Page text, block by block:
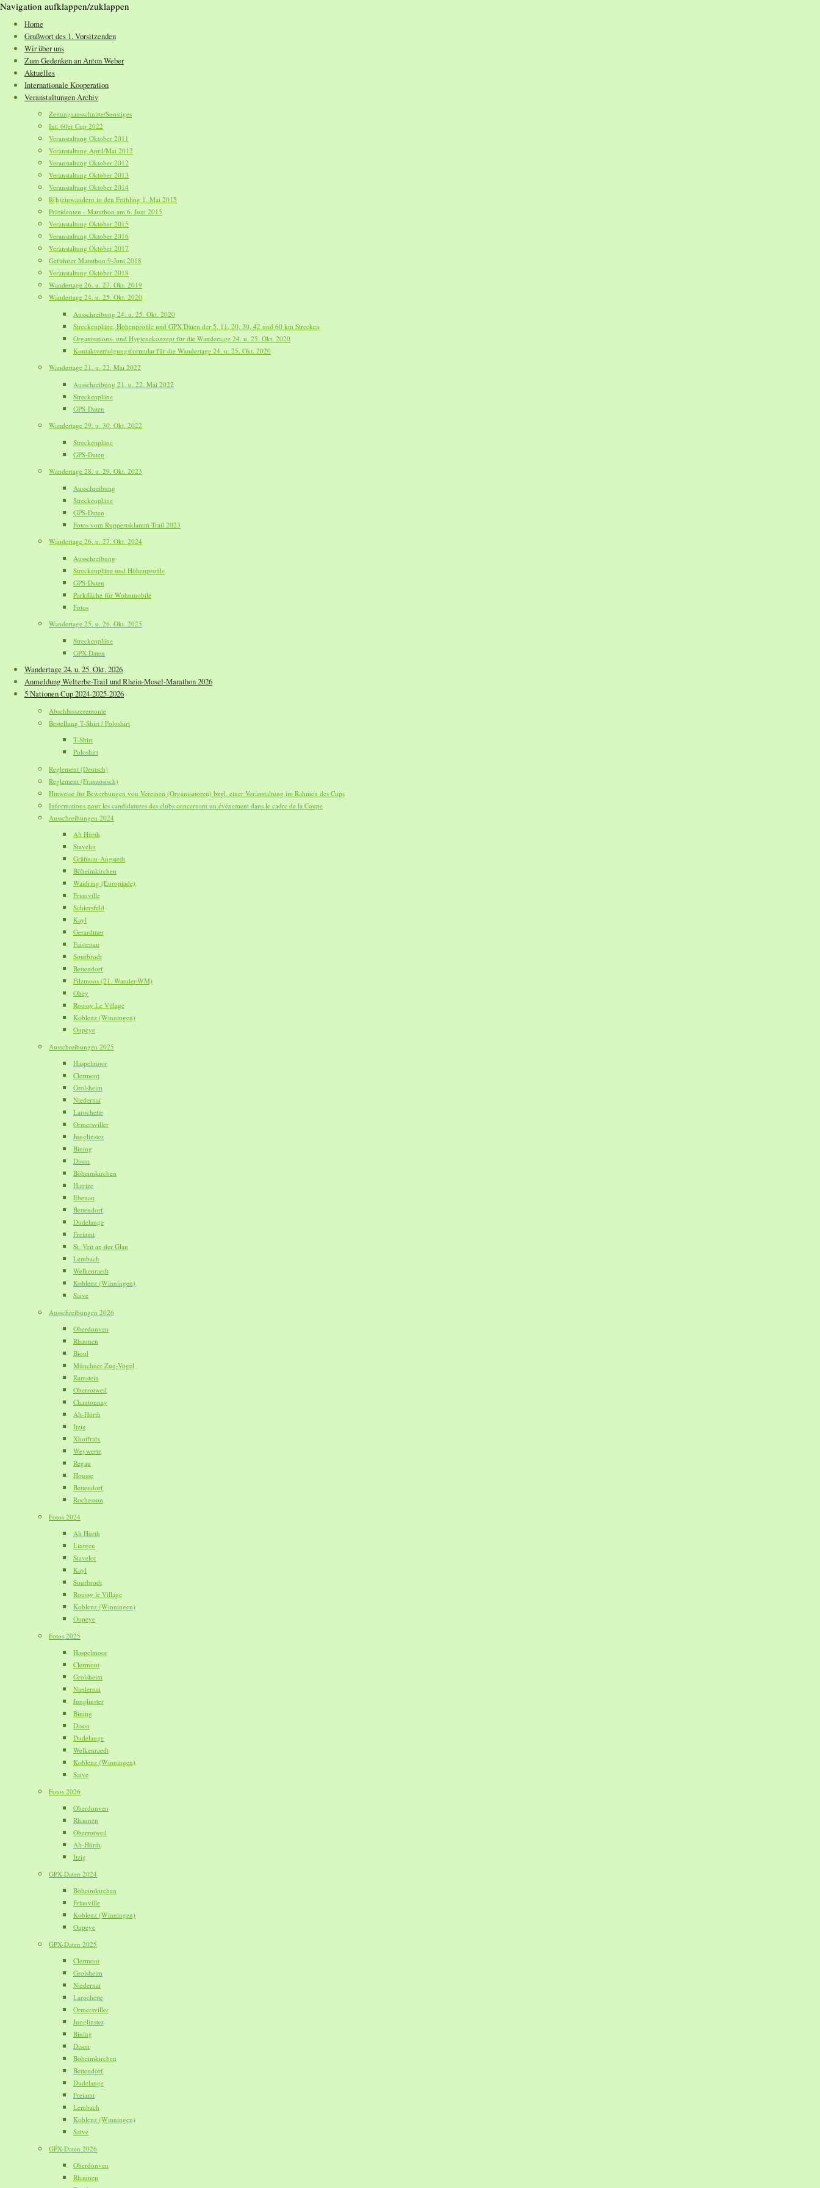
Navigation aufklappen/zuklappen
Home
Grußwort des 1. Vorsitzenden
Wir über uns
Zum Gedenken an Anton Weber
Aktuelles
Internationale Kooperation
Veranstaltungen Archiv
Zeitungsausschnitte/Sonstiges
Int. 60er Cup 2022
Veranstaltung Oktober 2011
Veranstaltung April/Mai 2012
Veranstaltung Oktober 2012
Veranstaltung Oktober 2013
Veranstaltung Oktober 2014
R(h)einwandern in den Frühling 1. Mai 2015
Präsidenten - Marathon am 6. Juni 2015
Veranstaltung Oktober 2015
Veranstaltung Oktober 2016
Veranstaltung Oktober 2017
Geführter Marathon 9-Juni 2018
Veranstaltung Oktober 2018
Wandertage 26. u. 27. Okt. 2019
Wandertage 24. u. 25. Okt. 2020
Ausschreibung 24. u. 25. Okt. 2020
Streckenpläne, Höhenprofile und GPX Daten der 5, 11, 20, 30, 42 und 60 km Strecken
Organisations- und Hygienekonzept für die Wandertage 24. u. 25. Okt. 2020
Kontaktverfolgungsformular für die Wandertage 24. u. 25. Okt. 2020
Wandertage 21. u. 22. Mai 2022
Ausschreibung 21. u. 22. Mai 2022
Streckenpläne
GPS-Daten
Wandertage 29. u. 30. Okt. 2022
Streckenpläne
GPS-Daten
Wandertage 28. u. 29. Okt. 2023
Ausschreibung
Streckenpläne
GPS-Daten
Fotos vom Ruppertsklamm-Trail 2023
Wandertage 26. u. 27. Okt. 2024
Ausschreibung
Streckenpläne und Höhenprofile
GPS-Daten
Parkfläche für Wohnmobile
Fotos
Wandertage 25. u. 26. Okt. 2025
Streckenpläne
GPX-Daten
Wandertage 24. u. 25. Okt. 2026
Anmeldung Welterbe-Trail und Rhein-Mosel-Marathon 2026
5 Nationen Cup 2024-2025-2026
Abschlusszeremonie
Bestellung T-Shirt / Poloshirt
T-Shirt
Poloshirt
Reglement (Deutsch)
Reglement (Französisch)
Hinweise für Bewerbungen von Vereinen (Organisatoren) bzgl. einer Veranstaltung im Rahmen des Cups
Informations pour les candidatures des clubs concernant un événement dans le cadre de la Coupe
Ausschreibungen 2024
Alt Hürth
Stavelot
Gräfinau-Angstedt
Böheimkirchen
Waidring (Europiade)
Friauville
Schiersfeld
Kayl
Gerardmer
Faistenau
Sourbrodt
Bettendorf
Filzmoos (21. Wander-WM)
Ohey
Roussy Le Village
Koblenz (Winningen)
Oupeye
Ausschreibungen 2025
Haspelmoor
Clermont
Grolsheim
Niedernai
Larochette
Ormersviller
Junglinster
Bining
Dison
Böheimkirchen
Hatrize
Ebenau
Bettendorf
Dudelange
Freiamt
St. Veit an der Glan
Lembach
Welkenraedt
Koblenz (Winningen)
Saive
Ausschreibungen 2026
Oberdonven
Rhaunen
Bioul
Münchner Zug-Vögel
Ramstein
Oberrotweil
Chantonnay
Alt-Hürth
Itzig
Xhoffraix
Weywertz
Regau
Housse
Bettendorf
Rochesson
Fotos 2024
Alt Hürth
Lintgen
Stavelot
Kayl
Sourbrodt
Roussy le Village
Koblenz (Winningen)
Oupeye
Fotos 2025
Haspelmoor
Clermont
Grolsheim
Niedernai
Junglinster
Bining
Dison
Dudelange
Welkenraedt
Koblenz (Winningen)
Saive
Fotos 2026
Oberdonven
Rhaunen
Oberrotweil
Alt-Hürth
Itzig
GPX-Daten 2024
Böheimkirchen
Friauville
Koblenz (Winningen)
Oupeye
GPX-Daten 2025
Clermont
Grolsheim
Niedernai
Larochette
Ormersviller
Junglinster
Bining
Dison
Böheimkirchen
Bettendorf
Dudelange
Freiamt
Lembach
Koblenz (Winningen)
Saive
GPX-Daten 2026
Oberdonven
Rhaunen